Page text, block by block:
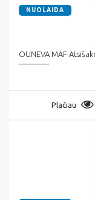
NUOLAIDA
OUNEVA MAF
Plačiau